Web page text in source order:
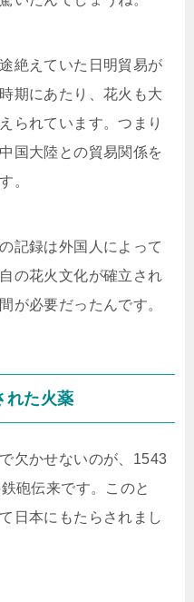
絶えていた日明貿易が
期にあたり、花火も大
られています。つまり
国大陸との貿易関係を
。
記録は外国人によって
の花火文化が確立され
が必要だったんです。
れた火薬
欠かせないのが、1543
砲伝来です。このと
日本にもたらされまし